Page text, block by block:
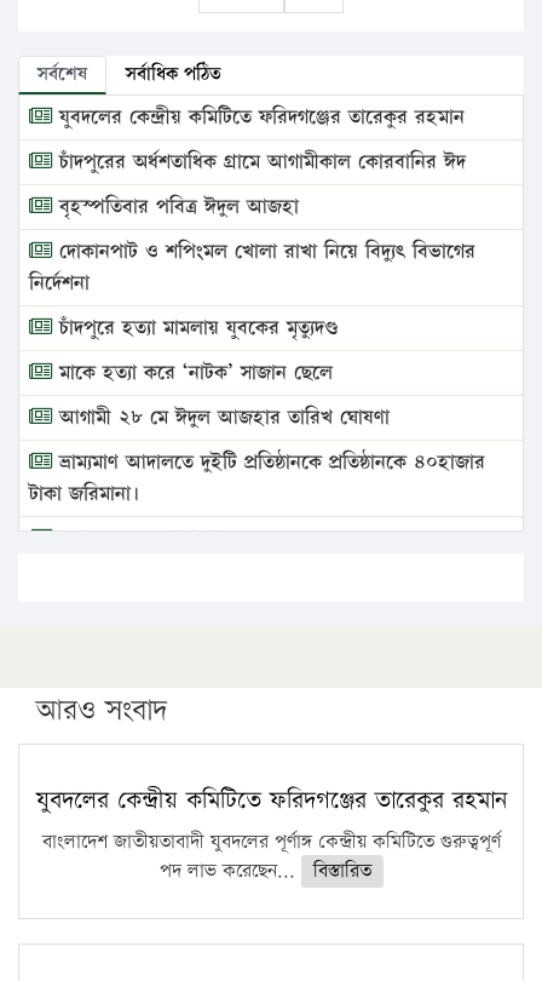
সর্বশেষ সর্বাধিক পঠিত
যুবদলের কেন্দ্রীয় কমিটিতে ফরিদগঞ্জের তারেকুর রহমান
চাঁদপুরের অর্ধশতাধিক গ্রামে আগামীকাল কোরবানির ঈদ
বৃহস্পতিবার পবিত্র ঈদুল আজহা
দোকানপাট ও শপিংমল খোলা রাখা নিয়ে বিদ্যুৎ বিভাগের
নির্দেশনা
চাঁদপুরে হত্যা মামলায় যুবকের মৃত্যুদণ্ড
মাকে হত্যা করে ‘নাটক’ সাজান ছেলে
আগামী ২৮ মে ঈদুল আজহার তারিখ ঘোষণা
ভ্রাম্যমাণ আদালতে দুইটি প্রতিষ্ঠানকে প্রতিষ্ঠানকে ৪০হাজার
টাকা জরিমানা।
এবার লঞ্চের ভাড়া বাড়ল
পিএইচডি করছেন কুয়েটের কৃতি…
সারা দেশে বজ্রাঘাতে ১৪ জনের প্রাণহানি
কঠোর হচ্ছে এসএসসি ও এইচএসসি পরীক্ষা
ফরিদগঞ্জে আগুনে পুড়লো ৬ ব্যবসা প্রতিষ্ঠান
আরও সংবাদ
যুবদলের কেন্দ্রীয় কমিটিতে ফরিদগঞ্জের তারেকুর রহমান
বাংলাদেশ জাতীয়তাবাদী যুবদলের পূর্ণাঙ্গ কেন্দ্রীয় কমিটিতে গুরুত্বপূর্ণ
পদ লাভ করেছেন...
বিস্তারিত